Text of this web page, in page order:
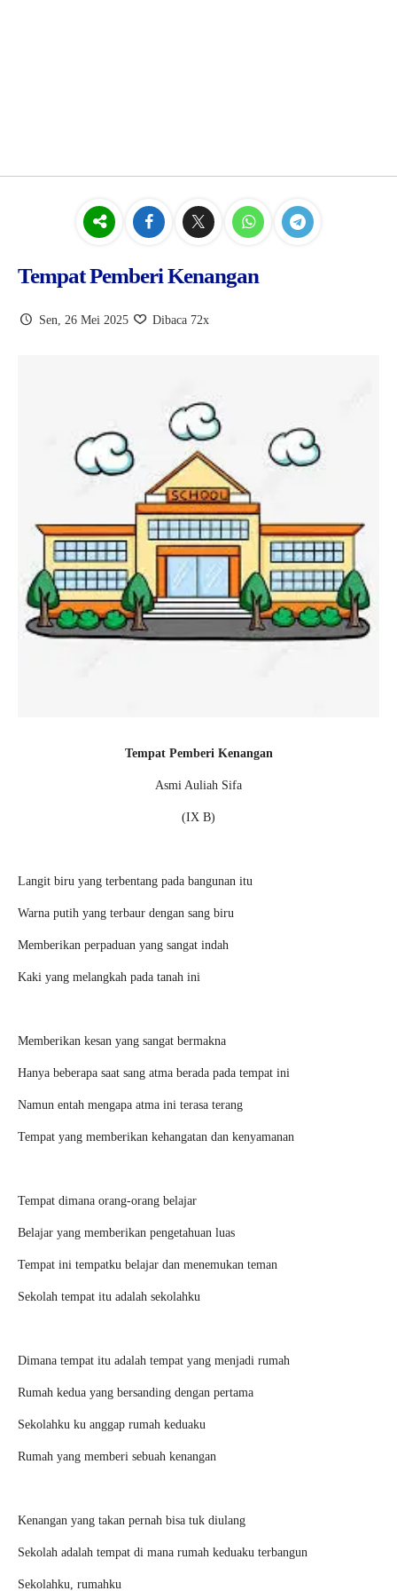
Tempat Pemberi Kenangan
Sen, 26 Mei 2025 Dibaca 72x
Tempat Pemberi Kenangan
Asmi Auliah Sifa
(IX B)
Langit biru yang terbentang pada bangunan itu
Warna putih yang terbaur dengan sang biru
Memberikan perpaduan yang sangat indah
Kaki yang melangkah pada tanah ini
Memberikan kesan yang sangat bermakna
Hanya beberapa saat sang atma berada pada tempat ini
Namun entah mengapa atma ini terasa terang
Tempat yang memberikan kehangatan dan kenyamanan
Tempat dimana orang-orang belajar
Belajar yang memberikan pengetahuan luas
Tempat ini tempatku belajar dan menemukan teman
Sekolah tempat itu adalah sekolahku
Dimana tempat itu adalah tempat yang menjadi rumah
Rumah kedua yang bersanding dengan pertama
Sekolahku ku anggap rumah keduaku
Rumah yang memberi sebuah kenangan
Kenangan yang takan pernah bisa tuk diulang
Sekolah adalah tempat di mana rumah keduaku terbangun
Sekolahku, rumahku